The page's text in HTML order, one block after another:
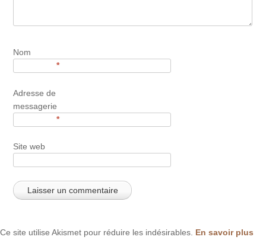
Nom
*
Adresse de
messagerie
*
Site web
Ce site utilise Akismet pour réduire les indésirables. En savoir plus